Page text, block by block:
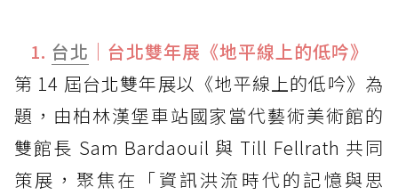
1. 台北 ｜台北雙年展《地平線上的低吟》
第 14 屆台北雙年展以《地平線上的低吟》為
題，由柏林漢堡車站國家當代藝術美術館的
雙館長 Sam Bardaouil 與 Till Fellrath 共同
策展，聚焦在「資訊洪流時代的記憶與思